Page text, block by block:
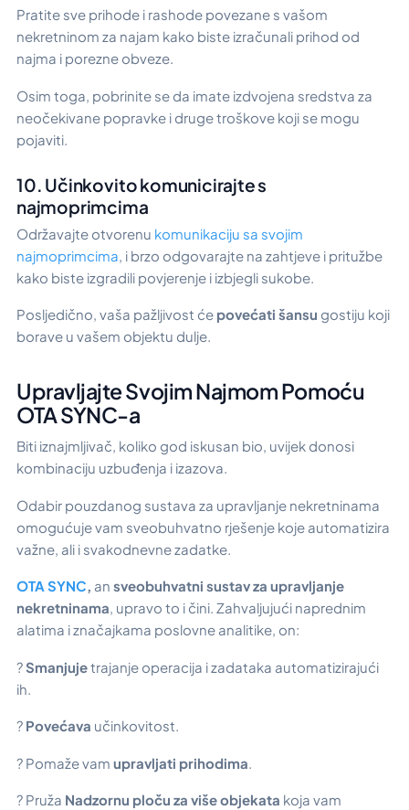
Pratite sve prihode i rashode povezane s vašom
nekretninom za najam kako biste izračunali prihod od
najma i porezne obveze.
Osim toga, pobrinite se da imate izdvojena sredstva za
neočekivane popravke i druge troškove koji se mogu
pojaviti.
10. Učinkovito komunicirajte s
najmoprimcima
Održavajte otvorenu komunikaciju sa svojim
najmoprimcima , i brzo odgovarajte na zahtjeve i pritužbe
kako biste izgradili povjerenje i izbjegli sukobe.
Posljedično, vaša pažljivost će povećati šansu gostiju koji
borave u vašem objektu dulje.
Upravljajte Svojim Najmom Pomoću
OTA SYNC-a
Biti iznajmljivač, koliko god iskusan bio, uvijek donosi
kombinaciju uzbuđenja i izazova.
Odabir pouzdanog sustava za upravljanje nekretninama
omogućuje vam sveobuhvatno rješenje koje automatizira
važne, ali i svakodnevne zadatke.
OTA SYNC, an sveobuhvatni sustav za upravljanje
nekretninama, upravo to i čini. Zahvaljujući naprednim
alatima i značajkama poslovne analitike, on:
?Smanjujetrajanje operacija i zadataka automatizirajući
ih.
? Povećava učinkovitost.
? Pomaže vam upravljati prihodima
? Pruža Nadzornu ploču za više objekata koja vam